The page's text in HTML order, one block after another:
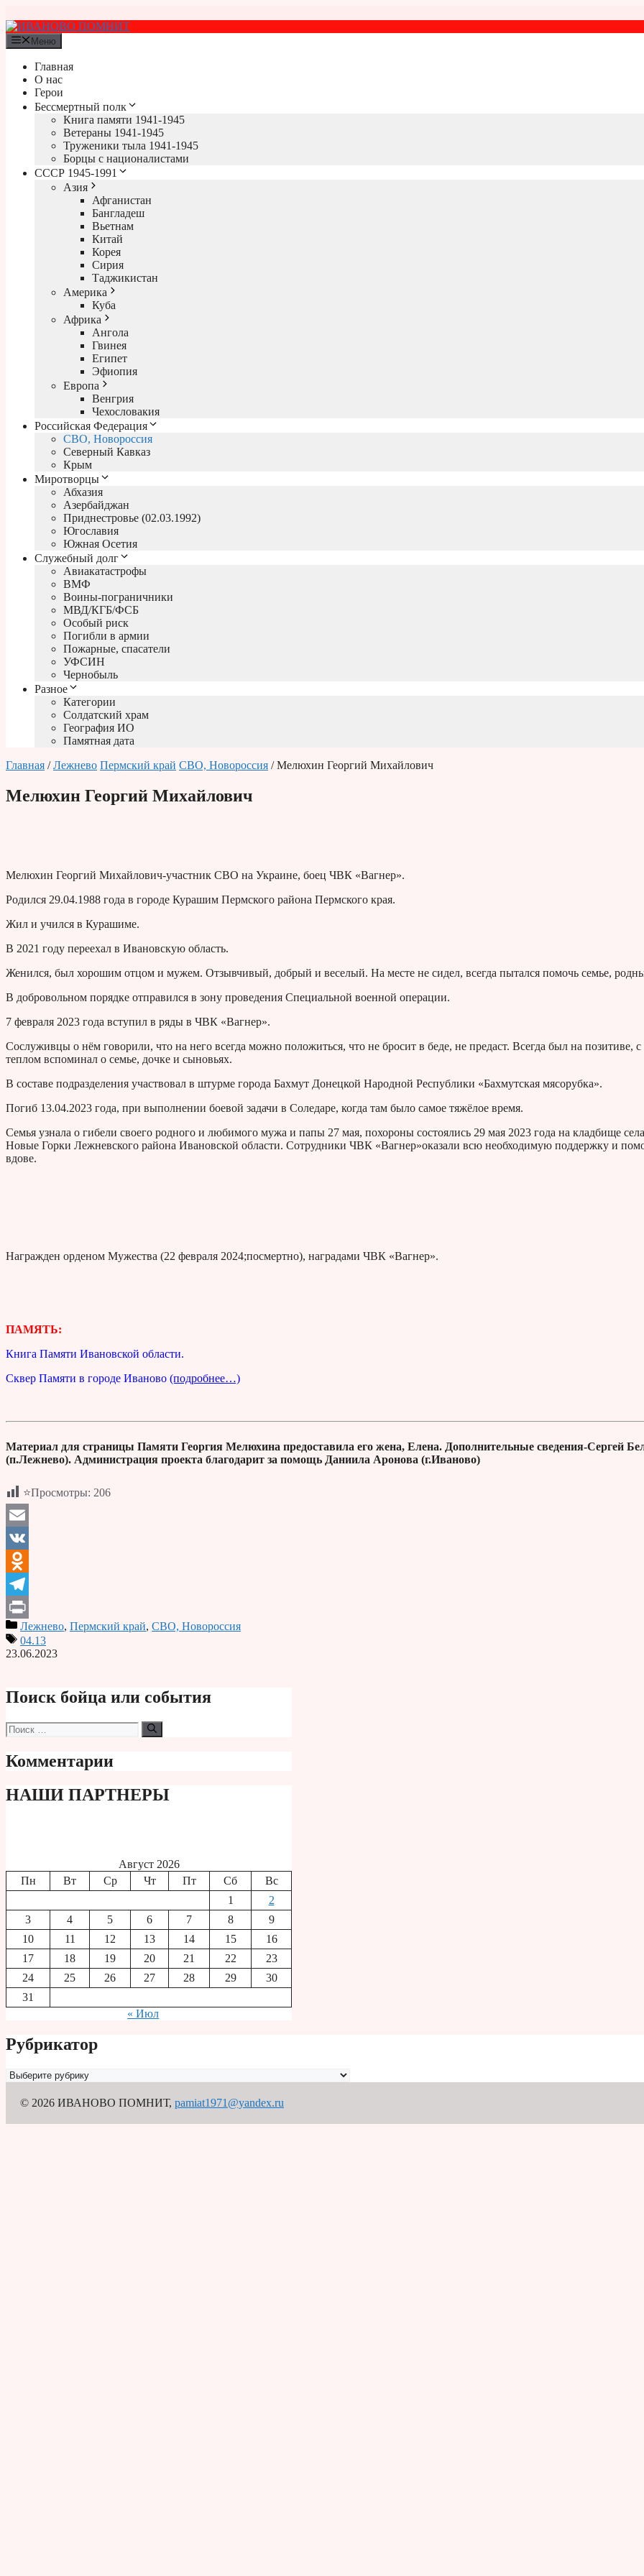
к
содержимому
Меню
Главная
О нас
Герои
Бессмертный полк
Книга памяти 1941-1945
Ветераны 1941-1945
Труженики тыла 1941-1945
Борцы с националистами
СССР 1945-1991
Азия
Афганистан
Бангладеш
Вьетнам
Китай
Корея
Сирия
Таджикистан
Америка
Куба
Африка
Ангола
Гвинея
Египет
Эфиопия
Европа
Венгрия
Чехословакия
Российская Федерация
СВО, Новороссия
Северный Кавказ
Крым
Миротворцы
Абхазия
Азербайджан
Приднестровье (02.03.1992)
Югославия
Южная Осетия
Служебный долг
Авиакатастрофы
ВМФ
Воины-пограничники
МВД/КГБ/ФСБ
Особый риск
Погибли в армии
Пожарные, спасатели
УФСИН
Чернобыль
Разное
Категории
Солдатский храм
География ИО
Памятная дата
Главная /Лежнево Пермский край СВО, Новороссия / Мелюхин Георгий Михайлович
Мелюхин Георгий Михайлович
Мелюхин Георгий Михайлович-участник СВО на Украине, боец ЧВК «Вагнер».
Родился 29.04.1988 года в городе Курашим Пермского района Пермского края.
Жил и учился в Курашиме.
В 2021 году переехал в Ивановскую область.
Женился, был хорошим отцом и мужем. Отзывчивый, добрый и веселый. На месте не сидел, всегда пытался помочь семье,
В добровольном порядке отправился в зону проведения Специальной военной операции.
7 февраля 2023 года вступил в ряды в ЧВК «Вагнер».
Сослуживцы о нём говорили, что на него всегда можно положиться, что не бросит в беде, не предаст. Всегда был на позитиве, с
теплом вспоминал о семье, дочке и сыновьях.
В составе подразделения участвовал в штурме города Бахмут Донецкой Народной Республики «Бахмутская мясорубка».
Погиб 13.04.2023 года, при выполнении боевой задачи в Соледаре, когда там было самое тяжёлое время.
Семья узнала о гибели своего родного и любимого мужа и папы 27 мая, похороны состоялись 29 мая 2023 года на кладбище села
Новые Горки Лежневского района Ивановской области. Сотрудники ЧВК «Вагнер»оказали всю необходимую поддержку и
вдове.
Награжден орденом Мужества (22 февраля 2024;посмертно), наградами ЧВК «Вагнер».
ПАМЯТЬ:
Книга Памяти Ивановской области.
Сквер Памяти в городе Иваново (подробнее…)
Материал для страницы Памяти Георгия Мелюхина предоставила его жена, Елена. Дополнительные сведения-Сергей
(п.Лежнево). Администрация проекта благодарит за помощь Даниила Аронова (г.Иваново)
⭐Просмотры: 206
Email
VK
Odnoklassniki
Telegram
PrintЛежнево, Пермский край, СВО, Новороссия
04.13
23.06.2023
Поиск бойца или события
Поиск:
Комментарии
НАШИ ПАРТНЕРЫ
Август 2026
Пн
Вт Ср Чт Пт Сб
Вс
1
2
3
4 5 6 7 8
9
10
11 12 13 14 15
16
17
18 19 20 21 22
23
24
25 26 27 28 29
30
31
« Июл
Рубрикатор
Рубрикатор
© 2026 ИВАНОВО ПОМНИТ, pamiat1971@yandex.ru